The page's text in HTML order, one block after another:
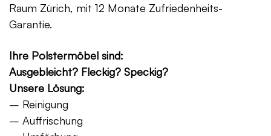
Raum Zürich, mit 12 Monate Zufriedenheits-
Garantie.
Ihre Polstermöbel sind:
Ausgebleicht? Fleckig? Speckig?
Unsere Lösung:
– Reinigung
– Auffrischung